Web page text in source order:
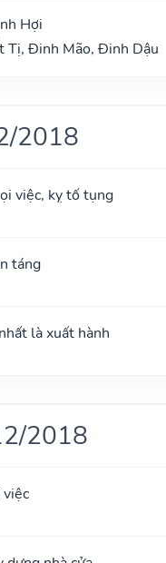
Hợi
Tị, Đinh Mão, Đinh Dậu
2018
việc, kỵ tố tụng
táng
là xuất hành
2018